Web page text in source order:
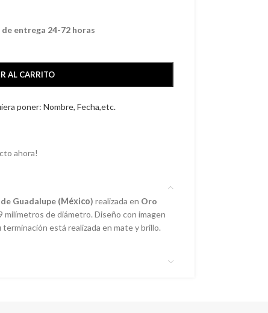
entrega 24-72 horas
AL CARRITO
poner: Nombre, Fecha,etc.
ahora!
Guadalupe (México) realizada en Oro
milímetros de diámetro. Diseño con imagen
está realizada en mate y brillo.